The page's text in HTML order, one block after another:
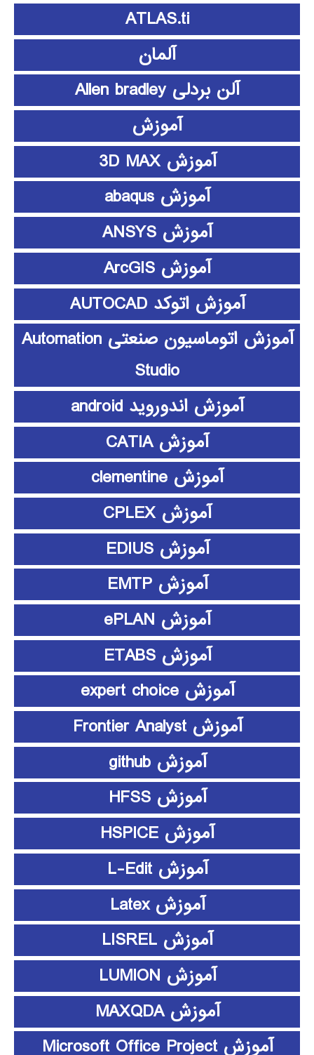
ATLAS.ti
آلمان
آلن بردلی Allen bradley
آموزش
آموزش 3D MAX
آموزش abaqus
آموزش ANSYS
آموزش ArcGIS
آموزش اتوکد AUTOCAD
آموزش اتوماسیون صنعتی Automation
Studio
آموزش اندوروید android
آموزش CATIA
آموزش clementine
آموزش CPLEX
آموزش EDIUS
آموزش EMTP
آموزش ePLAN
آموزش ETABS
آموزش expert choice
آموزش Frontier Analyst
آموزش github
آموزش HFSS
آموزش HSPICE
آموزش L-Edit
آموزش Latex
آموزش LISREL
آموزش LUMION
آموزش MAXQDA
آموزش Microsoft Office Project